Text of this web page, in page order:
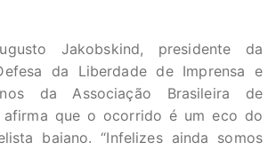
Jakobskind, presidente da
da Liberdade de Imprensa e
da Associação Brasileira de
afirma que o ocorrido é um eco do
baiano. “Infelizes ainda somos